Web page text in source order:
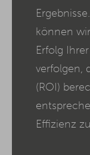
können
Erfolg
verfolgen,
(ROI)
Effizienz